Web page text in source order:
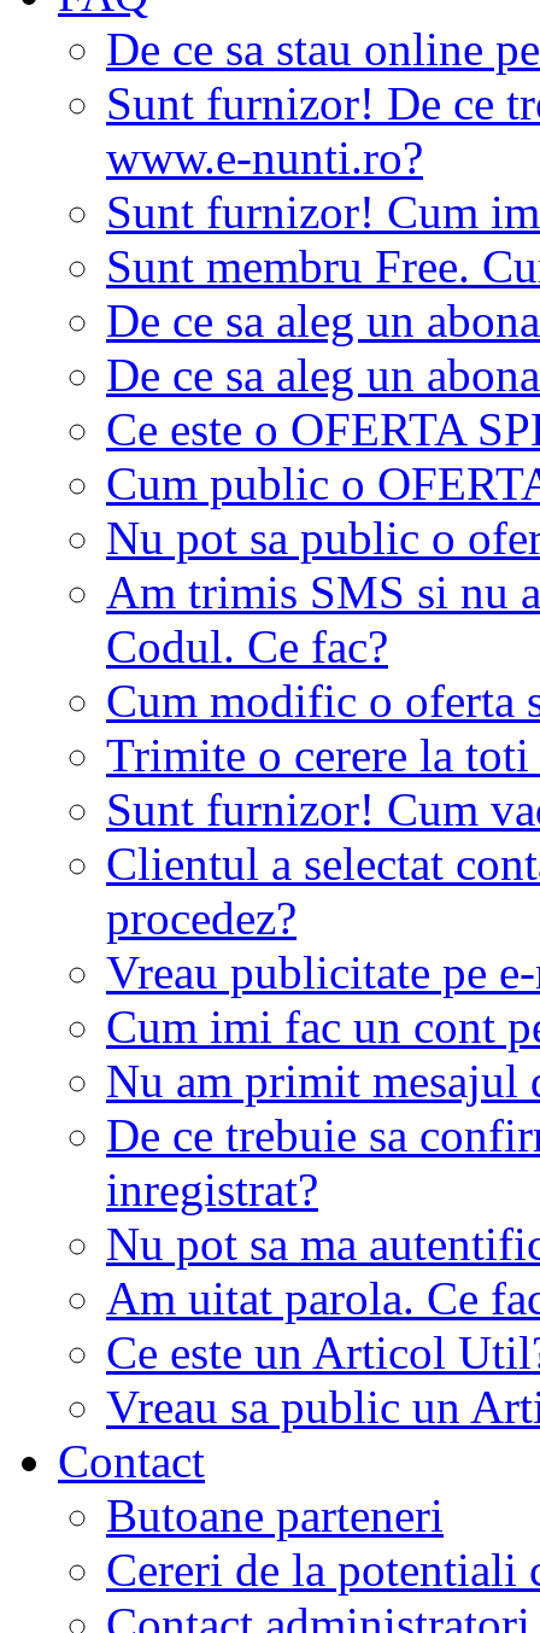
De ce sa stau online
Sunt furnizor! De ce
www.e-nunti.ro?
Sunt furnizor! Cum
Sunt membru Free.
De ce sa aleg un
De ce sa aleg un
Ce este o OFERTA
Cum public o
Nu pot sa public o
Am trimis SMS si nu
Codul. Ce fac?
Cum modific o oferta
Trimite o cerere la
Sunt furnizor! Cum
Clientul a selectat
procedez?
Vreau publicitate pe
Cum imi fac un cont
Nu am primit mesajul
De ce trebuie sa
inregistrat?
Nu pot sa ma
Am uitat parola. Ce
Ce este un Articol
Vreau sa public un
Contact
Butoane parteneri
Cereri de la potentiali